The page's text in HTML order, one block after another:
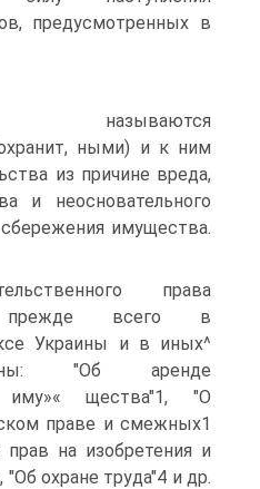
предусмотренных в
называются
ными) и к ним
из причине вреда,
и неосновательного
имущества.
права
прежде всего в
Украины и в иных^
"Об аренде
иму»« щества"1, "О
праве и смежных1
прав на изобретения и
охране труда"4 и др.